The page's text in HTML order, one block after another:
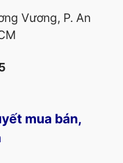
Vương, P. An
mua bán,